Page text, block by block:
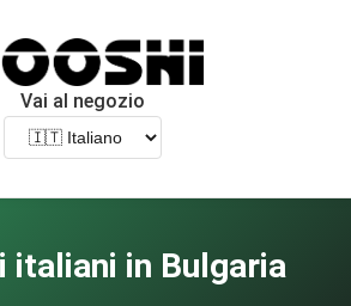
Vai al negozio
italiani in Bulgaria